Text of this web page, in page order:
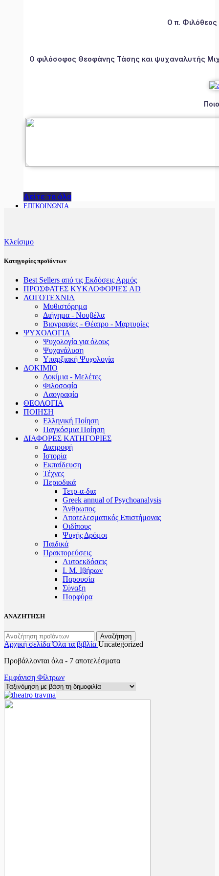
Ο π.
Ο φιλόσοφος Θεοφάνης Τάσης και ψυχαναλυτής
Δείτε τα όλα
ΕΠΙΚΟΙΝΩΝΙΑ
Κλείσιμο
Κατηγορίες προϊόντων
Best Sellers από τις Εκδόσεις Αρμός
ΠΡΟΣΦΑΤΕΣ ΚΥΚΛΟΦΟΡΙΕΣ AD
ΛΟΓΟΤΕΧΝΙΑ
Μυθιστόρημα
Διήγημα - Νουβέλα
Βιογραφίες - Θέατρο - Μαρτυρίες
ΨΥΧΟΛΟΓΙΑ
Ψυχολογία για όλους
Ψυχανάλυση
Υπαρξιακή Ψυχολογία
ΔΟΚΙΜΙΟ
Δοκίμια - Μελέτες
Φιλοσοφία
Λαογραφία
ΘΕΟΛΟΓΙΑ
ΠΟΙΗΣΗ
Ελληνική Ποίηση
Παγκόσμια Ποίηση
ΔΙΑΦΟΡΕΣ ΚΑΤΗΓΟΡΙΕΣ
Διατροφή
Ιστορία
Εκπαίδευση
Τέχνες
Περιοδικά
Τετρ-α-δια
Greek annual of Psychoanalysis
Άνθρωπος
Αποτελεσματικός Επιστήμονας
Οιδίπους
Ψυχής Δρόμοι
Παιδικά
Πρακτoρεύσεις
Αυτοεκδόσεις
Ι. Μ. Ιβήρων
Παρουσία
Σύναξη
Πορφύρα
ΑΝΑΖΗΤΗΣΗ
Αναζήτηση
Αρχική σελίδαΌλα τα βιβλίαUncategorized
Προβάλλονται όλα - 7 αποτελέσματαSorted
Εμφάνιση Φίλτρων